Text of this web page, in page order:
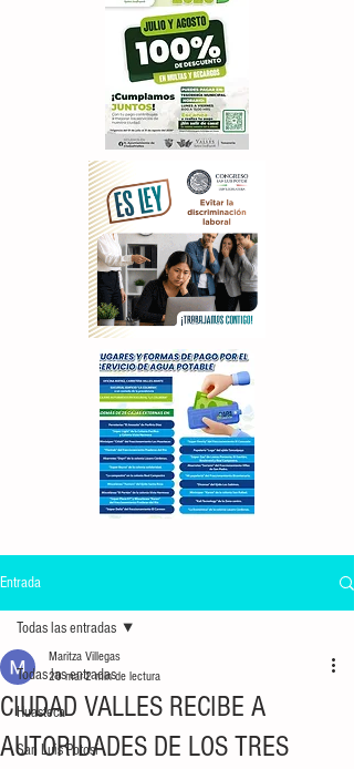
Entrada
Todas las entradas
Huasteca
San Luis Potosí
Todas las entradas
CIUDAD VALLES RECIBE A
AUTORIDADES DE LOS TRES
Maritza Villegas
20 mar2 min de lectura